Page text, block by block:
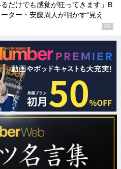
るだけでも感覚が狂ってきます」B
ター・安藤周人が明かす“見え
PR